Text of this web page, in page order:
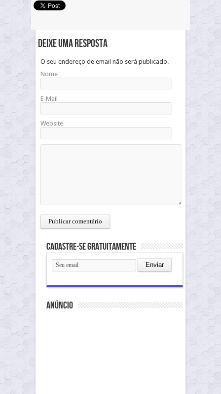
Deixe uma resposta
O seu endereço de email não será publicado.
Nome
E-Mail
Website
Cadastre-se gratuitamente
anúncio